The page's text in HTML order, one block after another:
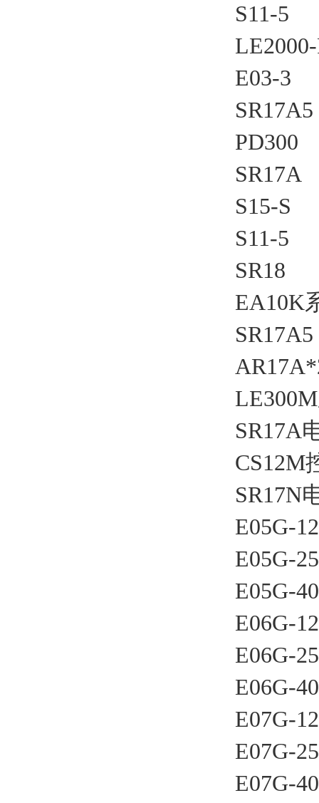
S11-5
E03-3
SR17A5
PD300
SR17A
S15-S
S11-5
SR18
EA10K
SR17A5
SR17A
CS12M
SR17N
E05G-
E05G-
E05G-
E06G-
E06G-
E06G-
E07G-
E07G-
E07G-